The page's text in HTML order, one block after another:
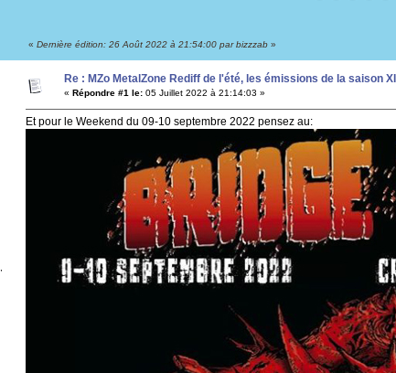
« Dernière édition: 26 Août 2022 à 21:54:00 par bizzzab »
Re : MZo MetalZone Rediff de l'été, les émissions de la saison XIII
« Répondre #1 le: 05 Juillet 2022 à 21:14:03 »
Et pour le Weekend du 09-10 septembre 2022 pensez au: